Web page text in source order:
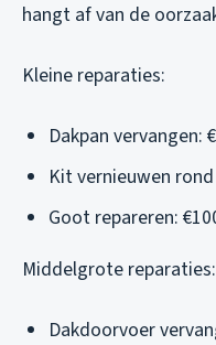
hangt af van de
Kleine reparaties:
Dakpan vervangen:
Kit vernieuwen
Goot repareren:
Middelgrote reparaties:
Dakdoorvoer